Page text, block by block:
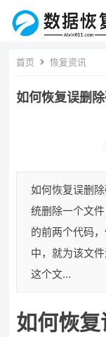
首页 恢复资讯
如何恢复误删
如何恢复误删
统删除一个文
的前两个代码
中，就为该文
这个文...
如何恢